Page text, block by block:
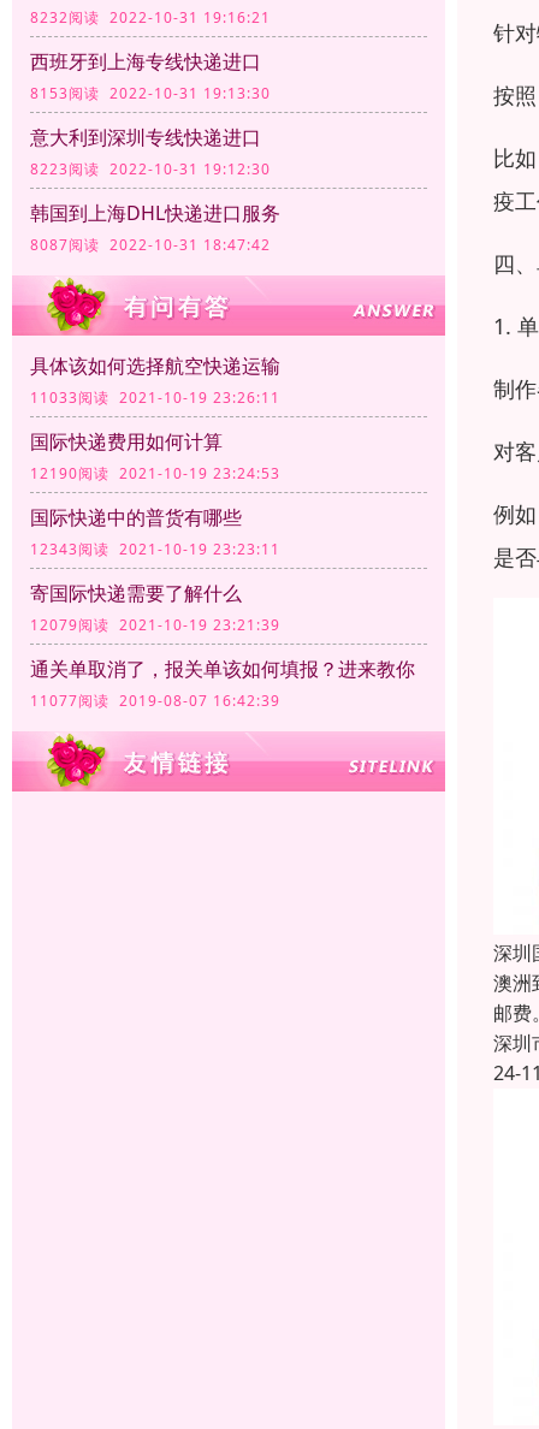
8232阅读 2022-10-31 19:16:21
西班牙到上海专线快递进口
8153阅读 2022-10-31 19:13:30
意大利到深圳专线快递进口
8223阅读 2022-10-31 19:12:30
韩国到上海DHL快递进口服务
8087阅读 2022-10-31 18:47:42
具体该如何选择航空快递运输
11033阅读 2021-10-19 23:26:11
国际快递费用如何计算
12190阅读 2021-10-19 23:24:53
国际快递中的普货有哪些
12343阅读 2021-10-19 23:23:11
寄国际快递需要了解什么
12079阅读 2021-10-19 23:21:39
通关单取消了，报关单该如何填报？进来教你
11077阅读 2019-08-07 16:42:39
针
按
比
疫
四
1.
制
对
例
是
深圳
澳洲
邮费
深圳
24-